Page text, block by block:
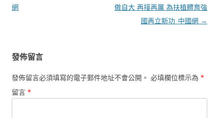
導
網
傲自大 再接再厲 為扶植體育強
國再立新功_中國網 →
發佈留言
發佈留言必須填寫的電子郵件地址不會公開。 必填欄位標示為 *
留言 *